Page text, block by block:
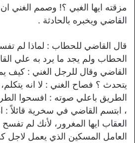
مزقته ايها الغبي ؟! وصمم الغني
القاضي ويخبره بالحادثة .
قال القاضي للحطاب : لماذا لم
الحطاب ولم يجد ما يرد به علي
القاضي وقال للرجل الغني : كيف
يتحدث ؟ فصاح الغني : لا انه
الطريق باعلي صوته : افسحوا
، ابتسم القاضي في سخرية قائلاً
العقاب ايها المغرور، لأنك لم
العامل المسكين الذي يعمل